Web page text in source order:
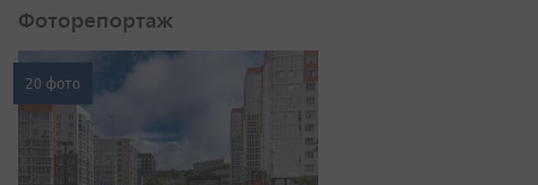
Фоторепортаж
20 фото